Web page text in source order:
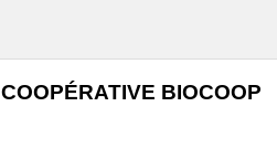
COOPÉRATIVE BIOCOOP